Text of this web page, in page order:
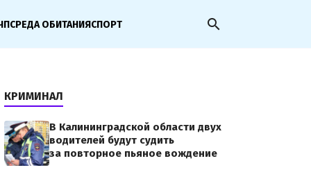
СРЕДА ОБИТАНИЯСПОРТ search
КРИМИНАЛ
В Калининградской области двух
водителей будут судить
за повторное пьяное вождение